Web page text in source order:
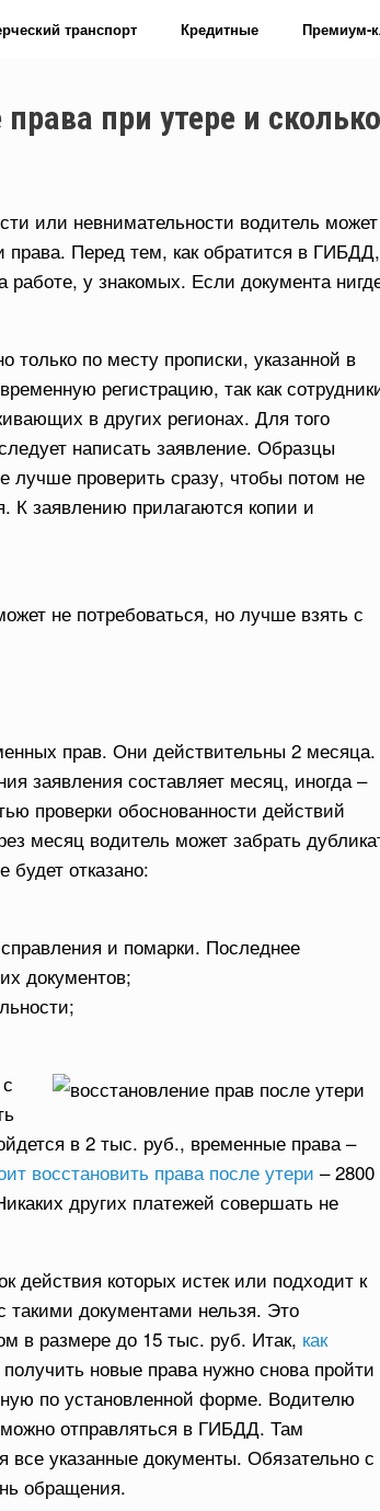
транспорт Кредитные Премиум-
при утере и сколько
или невнимательности водитель может
права. Перед тем, как обратится в ГИБДД,
у знакомых. Если документа
только по месту прописки, указанной в
регистрацию, так как
в других регионах. Для того
написать заявление. Образцы
проверить сразу, чтобы потом не
К заявлению прилагаются копии и
не потребоваться, но лучше взять с
прав. Они действительны 2 месяца.
заявления составляет месяц, иногда –
проверки обоснованности действий
месяц водитель может забрать
будет отказано:
и помарки. Последнее
документов;
в 2 тыс. руб., временные права –
восстановить права после утери – 2800
других платежей совершать не
действия которых истек или подходит к
такими документами нельзя. Это
в размере до 15 тыс. руб. Итак, как
новые права нужно снова пройти
по установленной форме. Водителю
отправляться в ГИБДД. Там
все указанные документы. Обязательно с
обращения.